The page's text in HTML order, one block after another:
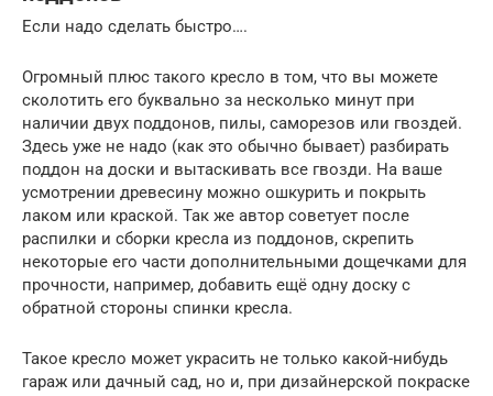
Если надо сделать быстро….
Огромный плюс такого кресло в том, что вы можете
сколотить его буквально за несколько минут при
наличии двух поддонов, пилы, саморезов или гвоздей.
Здесь уже не надо (как это обычно бывает) разбирать
поддон на доски и вытаскивать все гвозди. На ваше
усмотрении древесину можно ошкурить и покрыть
лаком или краской. Так же автор советует после
распилки и сборки кресла из поддонов, скрепить
некоторые его части дополнительными дощечками для
прочности, например, добавить ещё одну доску с
обратной стороны спинки кресла.
Такое кресло может украсить не только какой-нибудь
гараж или дачный сад, но и, при дизайнерской покраске